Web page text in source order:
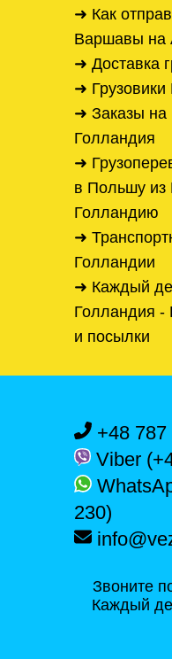
➜ Как
Варшавы на
➜ Доставка
➜
➜ Заказы на
Голландия
➜
в Польшу
Голландию
➜
Голландии
➜ Каждый
Голландия -
и посылки
+48
Viber
230)
Звоните
Каждый